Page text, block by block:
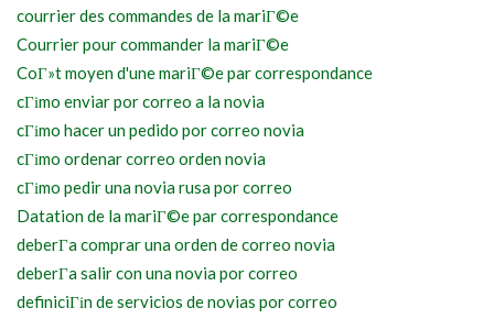
courrier des commandes de la mariГ©e
Courrier pour commander la mariГ©e
CoГ»t moyen d'une mariГ©e par correspondance
cГіmo enviar por correo a la novia
cГіmo hacer un pedido por correo novia
cГіmo ordenar correo orden novia
cГіmo pedir una novia rusa por correo
Datation de la mariГ©e par correspondance
deberГ­a comprar una orden de correo novia
deberГ­a salir con una novia por correo
definiciГіn de servicios de novias por correo